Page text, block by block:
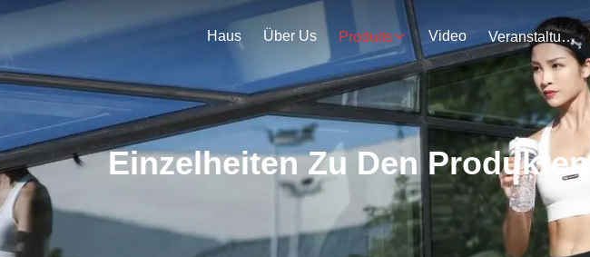
Haus Über Us Produits Video Veranstaltungen
Einzelheiten Zu Den Produkten